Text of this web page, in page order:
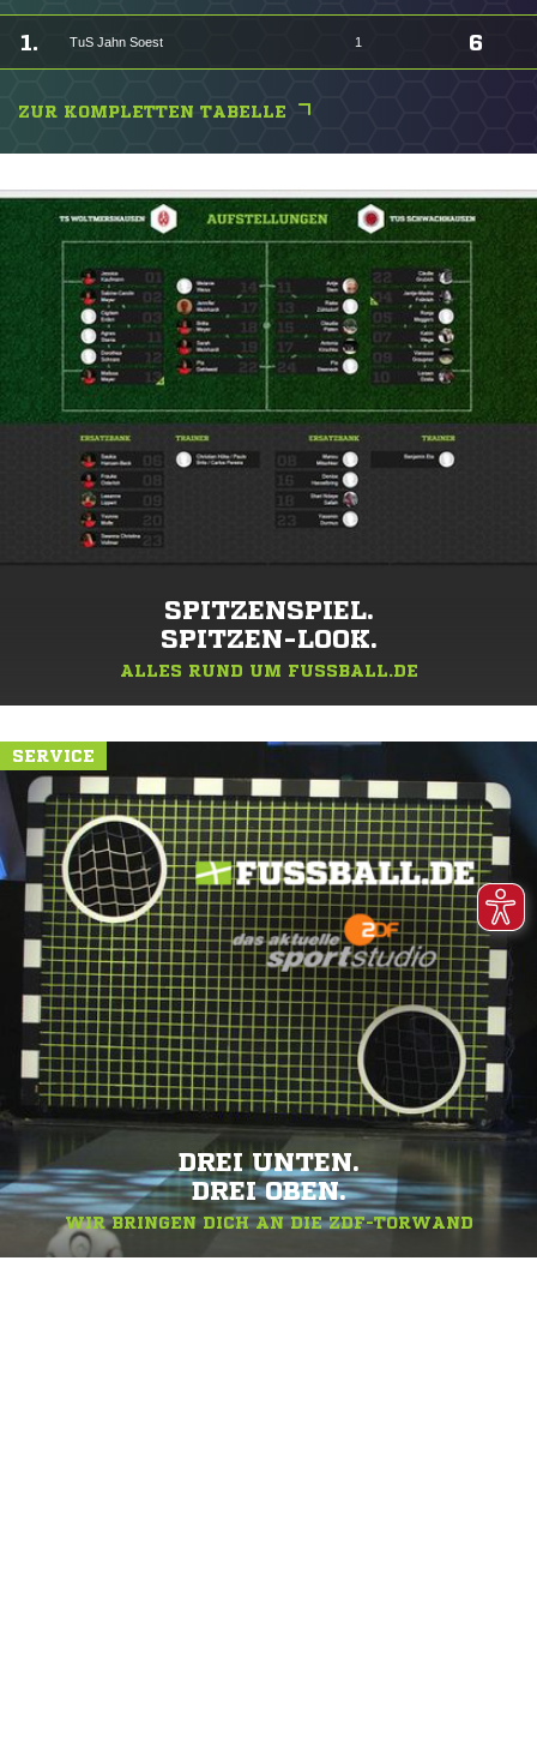
1. TuS Jahn Soest 1 6
ZUR KOMPLETTEN TABELLE
SPITZENSPIEL.
SPITZEN-LOOK.
ALLES RUND UM FUSSBALL.DE
SERVICE
DREI UNTEN.
DREI OBEN.
WIR BRINGEN DICH AN DIE ZDF-TORWAND